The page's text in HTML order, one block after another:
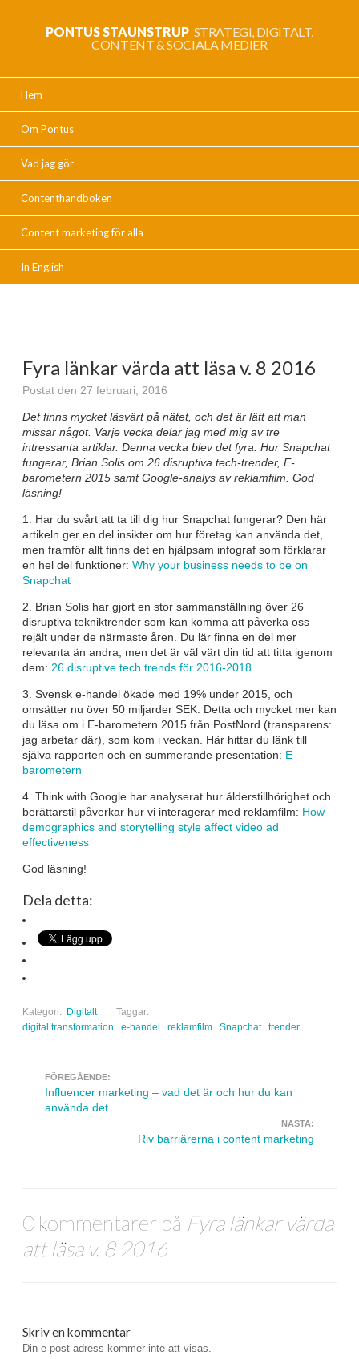
PONTUS STAUNSTRUP STRATEGI, DIGITALT,
CONTENT & SOCIALA MEDIER
Hem
Om Pontus
Vad jag gör
Contenthandboken
Content marketing för alla
In English
Fyra länkar värda att läsa v. 8 2016
Postat den 27 februari, 2016
Det finns mycket läsvärt på nätet, och det är lätt att man
missar något. Varje vecka delar jag med mig av tre
intressanta artiklar. Denna vecka blev det fyra: Hur Snapchat
fungerar, Brian Solis om 26 disruptiva tech-trender, E-
barometern 2015 samt Google-analys av reklamfilm. God
läsning!
1. Har du svårt att ta till dig hur Snapchat fungerar? Den här
artikeln ger en del insikter om hur företag kan använda det,
men framför allt finns det en hjälpsam infograf som förklarar
en hel del funktioner: Why your business needs to be on
Snapchat
2. Brian Solis har gjort en stor sammanställning över 26
disruptiva tekniktrender som kan komma att påverka oss
rejält under de närmaste åren. Du lär finna en del mer
relevanta än andra, men det är väl värt din tid att titta igenom
dem: 26 disruptive tech trends för 2016-2018
3. Svensk e-handel ökade med 19% under 2015, och
omsätter nu över 50 miljarder SEK. Detta och mycket mer kan
du läsa om i E-barometern 2015 från PostNord (transparens:
jag arbetar där), som kom i veckan. Här hittar du länk till
själva rapporten och en summerande presentation: E-
barometern
4. Think with Google har analyserat hur ålderstillhörighet och
berättarstil påverkar hur vi interagerar med reklamfilm: How
demographics and storytelling style affect video ad
effectiveness
God läsning!
Dela detta:
Kategori: Digitalt
Taggar:
digital transformation
e-handel reklamfilm Snapchat trender
Navigera inlägg
FÖREGÅENDE:
Influencer marketing – vad det är och hur du kan
använda det
NÄSTA:
Riv barriärerna i content marketing
0 kommentarer på Fyra länkar värda
att läsa v. 8 2016
Skriv en kommentar
Din e-post adress kommer inte att visas.